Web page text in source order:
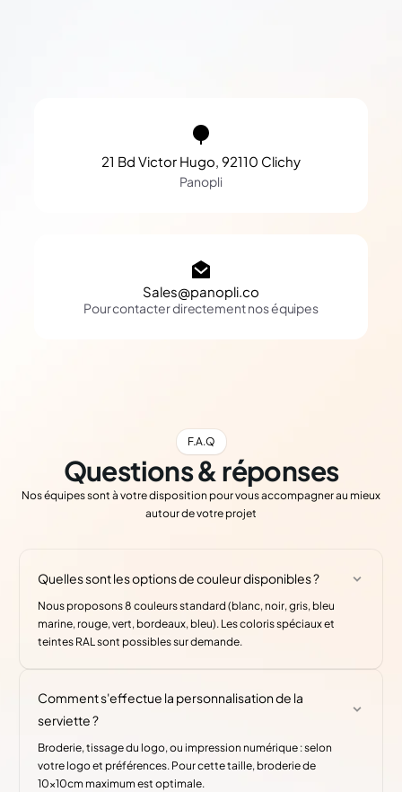
21 Bd Victor Hugo, 92110 Clichy
Panopli
Sales@panopli.co
Pour contacter directement nos équipes
F.A.Q
Questions & réponses
Nos équipes sont à votre disposition pour vous accompagner au mieux
autour de votre projet
Quelles sont les options de couleur disponibles ?
Nous proposons 8 couleurs standard (blanc, noir, gris, bleu
marine, rouge, vert, bordeaux, bleu). Les coloris spéciaux et
teintes RAL sont possibles sur demande.
Comment s'effectue la personnalisation de la
serviette ?
Broderie, tissage du logo, ou impression numérique : selon
votre logo et préférences. Pour cette taille, broderie de
10x10cm maximum est optimale.